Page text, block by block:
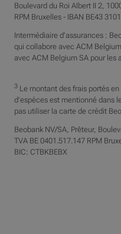
Boulevard du Roi Albert II 2,
RPM Bruxelles - IBAN BE43
Intermédiaire d’assurances :
qui collabore avec ACM
avec ACM Belgium SA pour les
3 Le montant des frais portés
d’espèces est mentionné dans
pas utiliser la carte de crédit
Beobank NV/SA, Prêteur,
TVA BE 0401.517.147 RPM
BIC: CTBKBEBX